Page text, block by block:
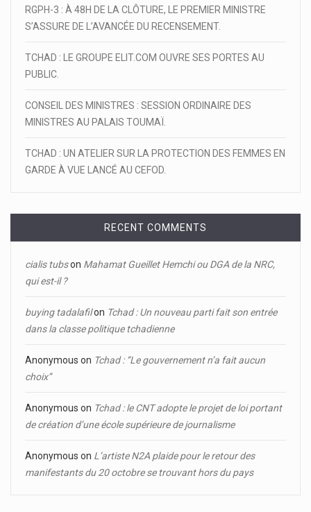
RGPH-3 : À 48H DE LA CLÔTURE, LE PREMIER MINISTRE
S’ASSURE DE L’AVANCÉE DU RECENSEMENT.
TCHAD : LE GROUPE ELIT.COM OUVRE SES PORTES AU
PUBLIC.
CONSEIL DES MINISTRES : SESSION ORDINAIRE DES
MINISTRES AU PALAIS TOUMAÏ.
TCHAD : UN ATELIER SUR LA PROTECTION DES FEMMES EN
GARDE À VUE LANCÉ AU CEFOD.
RECENT COMMENTS
cialis tubson Mahamat Gueillet Hemchi ou DGA de la NRC,
qui est-il ?
buying tadalafilon Tchad : Un nouveau parti fait son entrée
dans la classe politique tchadienne
Anonymous on Tchad : ‘’Le gouvernement n’a fait aucun
choix’’
Anonymous on Tchad : le CNT adopte le projet de loi portant
de création d’une école supérieure de journalisme
Anonymous on L’artiste N2A plaide pour le retour des
manifestants du 20 octobre se trouvant hors du pays